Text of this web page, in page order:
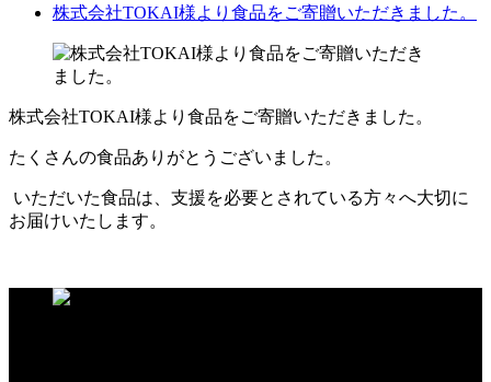
株式会社TOKAI様より食品をご寄贈いただきました。
株式会社TOKAI様より食品をご寄贈いただきました。
たくさんの食品ありがとうございました。
いただいた食品は、支援を必要とされている方々へ大切に
お届けいたします。